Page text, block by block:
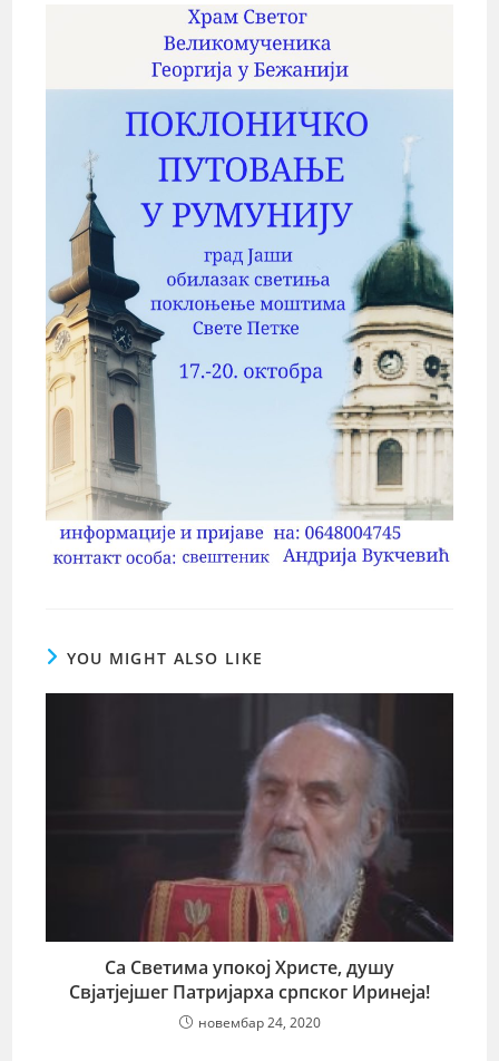
YOU MIGHT ALSO LIKE
Са Светима упокој Христе, душу
Свјатјејшег Патријарха српског Иринеја!
новембар 24, 2020